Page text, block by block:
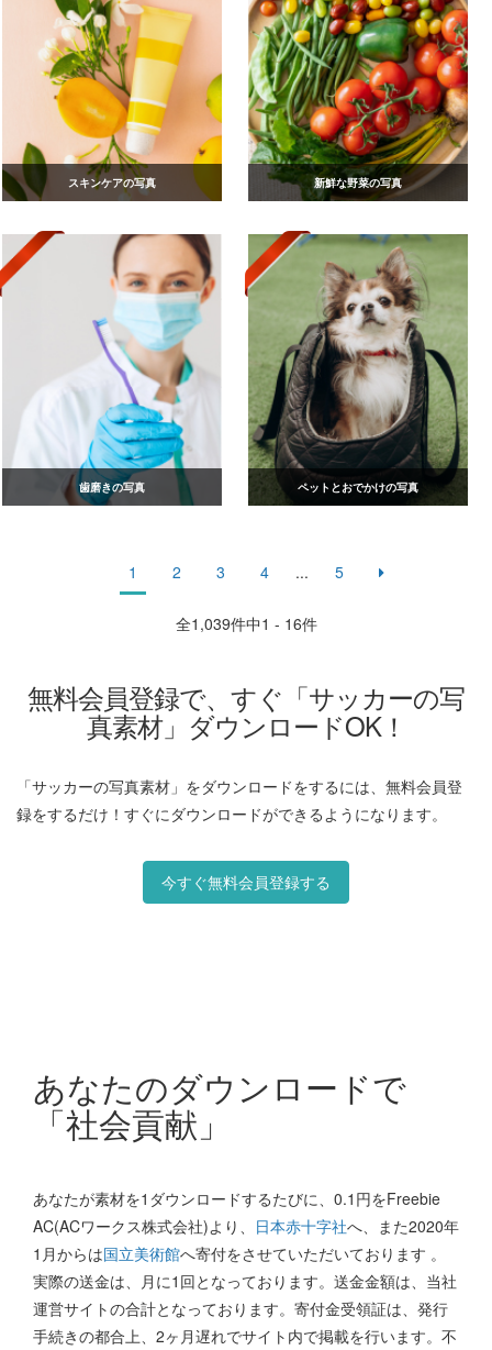
スキンケアの写真 新鮮な野菜の写真
歯磨きの写真 ペットとおでかけの写真
1 2 3 4 ... 5
全1,039件中1 - 16件
無料会員登録で、すぐ「サッカーの写
真素材」ダウンロードOK！
「サッカーの写真素材」をダウンロードをするには、無料会員登
録をするだけ！すぐにダウンロードができるようになります。
今すぐ無料会員登録する
あなたのダウンロードで
「社会貢献」
あなたが素材を1ダウンロードするたびに、0.1円をFreebie
AC(ACワークス株式会社)より、 日本赤十字社へ、また2020年
1月からは国立美術館へ寄付をさせていただいております 。
実際の送金は、月に1回となっております。送金金額は、当社
運営サイトの合計となっております。寄付金受領証は、発行
手続きの都合上、2ヶ月遅れでサイト内で掲載を行います。不